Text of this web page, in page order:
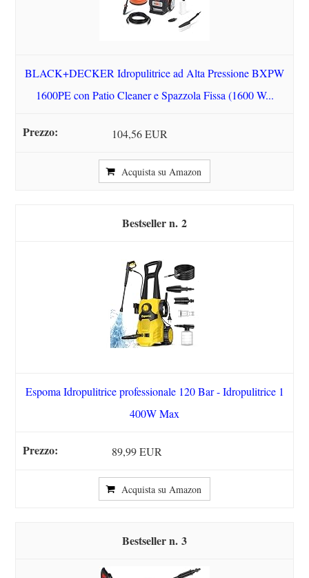
BLACK+DECKER Idropulitrice ad Alta Pressione BXPW
1600PE con Patio Cleaner e Spazzola Fissa (1600 W...
104,56 EUR
Acquista su Amazon
2
Espoma Idropulitrice professionale 120 Bar - Idropulitrice 1
400W Max
89,99 EUR
Acquista su Amazon
3